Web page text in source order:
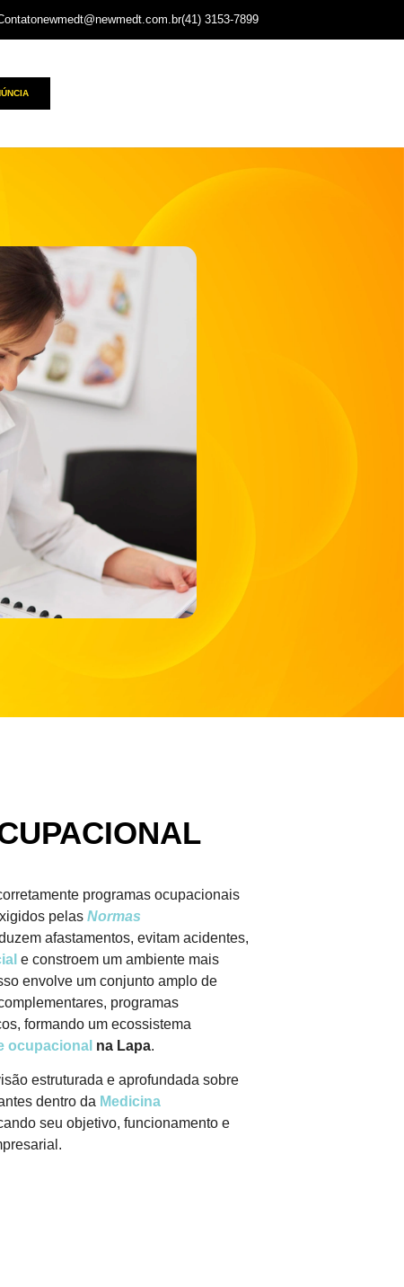
newmedt@newmedt.com.br(41) 3153-7899
programas ocupacionais
pelas Normas
afastamentos, evitam acidentes,
e constroem um ambiente mais
envolve um conjunto amplo de
programas
formando um ecossistema
ocupacional na Lapa.
estruturada e aprofundada sobre
dentro da Medicina
seu objetivo, funcionamento e